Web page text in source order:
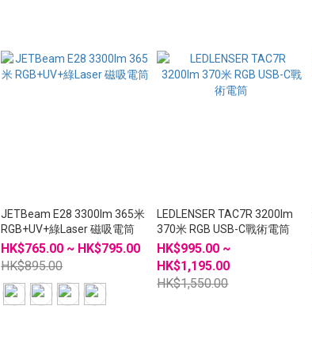
JETBeam E28 3300lm 365米
RGB+UV+綠Laser 磁吸電筒
HK$765.00 ~ HK$795.00
HK$895.00
LEDLENSER TAC7R 3200lm
370米 RGB USB-C戰術電筒
HK$995.00 ~
HK$1,195.00
HK$1,550.00